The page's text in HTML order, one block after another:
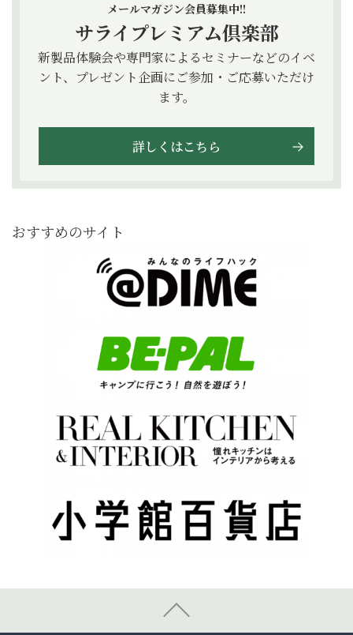
メールマガジン会員募集中!!
サライプレミアム倶楽部
新製品体験会や専門家によるセミナーなどのイベ
ント、プレゼント企画にご参加・ご応募いただけ
ます。
詳しくはこちら
おすすめのサイト